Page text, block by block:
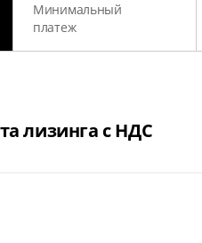
Минимальный
платеж
лизинга с НДС